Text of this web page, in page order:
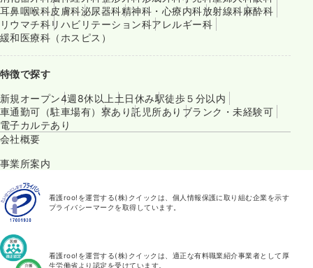
耳鼻咽喉科皮膚科泌尿器科精神科・心療内科放射線科麻酔科
リウマチ科リハビリテーション科アレルギー科
緩和医療科（ホスピス）
特徴で探す
新規オープン4週8休以上 土日休み駅徒歩５分以内
車通勤可（駐車場有） 寮あり託児所あり ブランク・未経験可
電子カルテあり
会社概要
事業所案内
看護roo!を運営する(株)クイックは、個人情報保護に取り組む企業を示す
プライバシーマークを取得しています。
看護roo!を運営する(株)クイックは、適正な有料職業紹介事業者として厚
生労働省より認定を受けています。